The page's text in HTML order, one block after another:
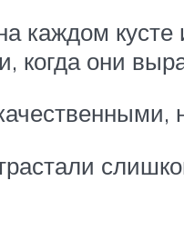
каждом кусте
когда они